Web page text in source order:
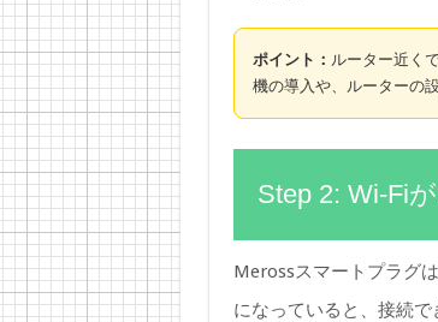
ポイント： ルーター近く
機の導入や、ルーターの
Step 2: Wi-Fi
Merossスマートプラグは
になっていると、接続で